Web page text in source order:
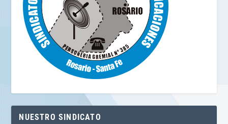
NUESTRO SINDICATO